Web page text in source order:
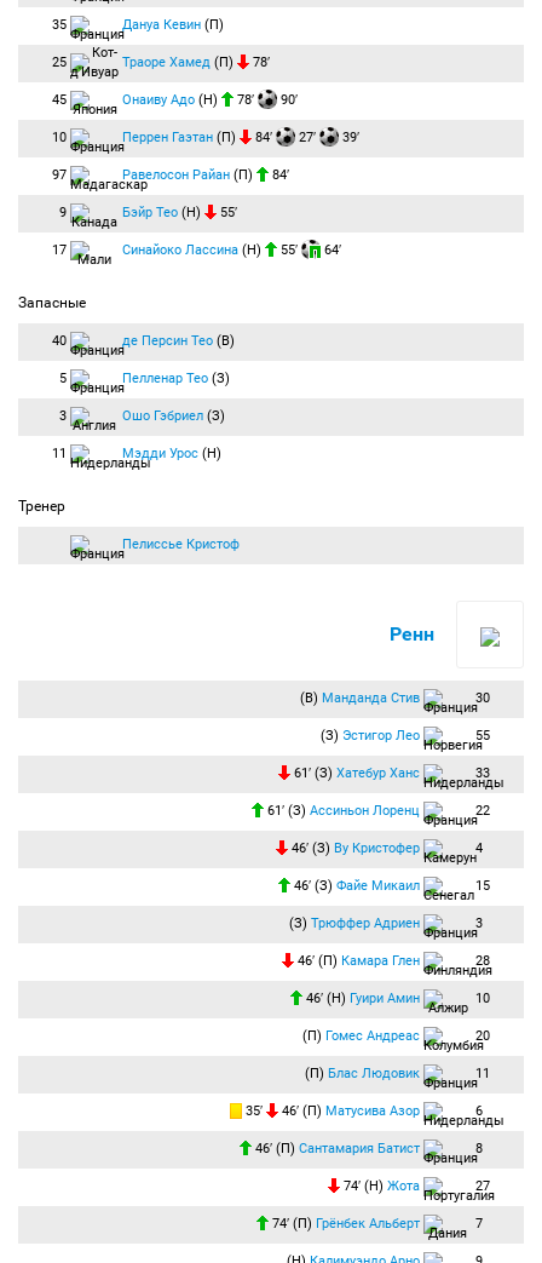
35 Дануа Кевин (П)
25 Траоре Хамед (П) 78′
45 Онаиву Адо (Н) 78′ 90′
10 Перрен Гаэтан (П) 84′ 27′ 39′
97 Равелосон Райан (П) 84′
9 Бэйр Тео (Н) 55′
17 Синайоко Лассина (Н) 55′ 64′
Запасные
40 де Персин Тео (В)
5 Пелленар Тео (З)
3 Ошо Гэбриел (З)
11 Мэдди Урос (Н)
Тренер
Пелиссье Кристоф
Ренн
(В) Манданда Стив 30
(З) Эстигор Лео 55
61′ (З) Хатебур Ханс 33
61′ (З) Ассиньон Лоренц 22
46′ (З) Ву Кристофер 4
46′ (З) Файе Микаил 15
(З) Трюффер Адриен 3
46′ (П) Камара Глен 28
46′ (Н) Гуири Амин 10
(П) Гомес Андреас 20
(П) Блас Людовик 11
35′ 46′ (П) Матусива Азор 6
46′ (П) Сантамария Батист 8
74′ (Н) Жота 27
74′ (П) Грёнбек Альберт 7